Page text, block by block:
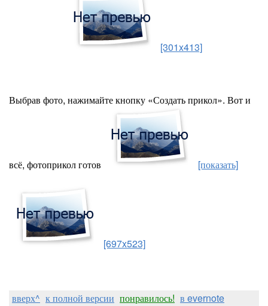
[301x413]
Выбрав фото, нажимайте кнопку «Создать прикол». Вот и
всё, фотоприкол готов [показать]
[697x523]
вверх^ к полной версии понравилось! в evernote